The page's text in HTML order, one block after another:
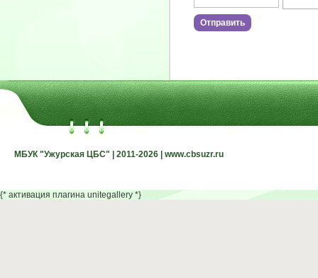
МБУК "Ужурская ЦБС" | 2011-2026 | www.cbsuzr.ru
МБУК "Ужурская ЦБС" | 2011-2026 | www.cbsuzr.ru
{* активация плагина unitegallery *}